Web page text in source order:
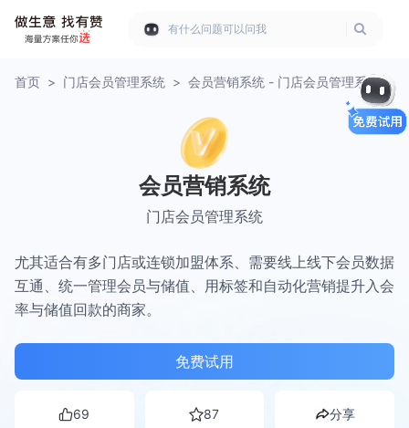
有什么问题可以问我
首页 > 门店会员管理系统 > 会员营销系统 - 门店会员管理系统
会员营销系统
门店会员管理系统
尤其适合有多门店或连锁加盟体系、需要线上线下会员数据
互通、统一管理会员与储值、用标签和自动化营销提升入会
率与储值回款的商家。
免费试用
69 87 分享